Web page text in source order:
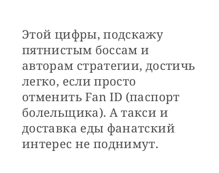
Этой цифры, подскажу
пятнистым боссам и
авторам стратегии, достичь
легко, если просто
отменить Fan ID (паспорт
болельщика). А такси и
доставка еды фанатский
интерес не поднимут.